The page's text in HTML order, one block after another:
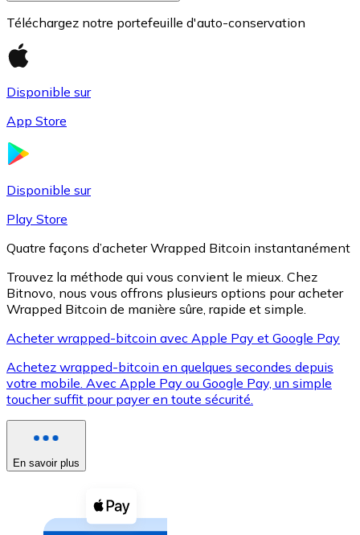
XRP
XRP
Voir toutes
Coupons crypto
Achetez des cryptomonnaies en espèces et d'autres
Téléchargez notre portefeuille d'auto-conservation
Disponible sur
App Store
Disponible sur
Play Store
Quatre façons d’acheter Wrapped Bitcoin instantanément
Trouvez la méthode qui vous convient le mieux. Chez
Bitnovo, nous vous offrons plusieurs options pour acheter
Wrapped Bitcoin de manière sûre, rapide et simple.
Acheter wrapped-bitcoin avec Apple Pay et Google Pay
Achetez wrapped-bitcoin en quelques secondes depuis
votre mobile. Avec Apple Pay ou Google Pay, un simple
toucher suffit pour payer en toute sécurité.
En savoir plus